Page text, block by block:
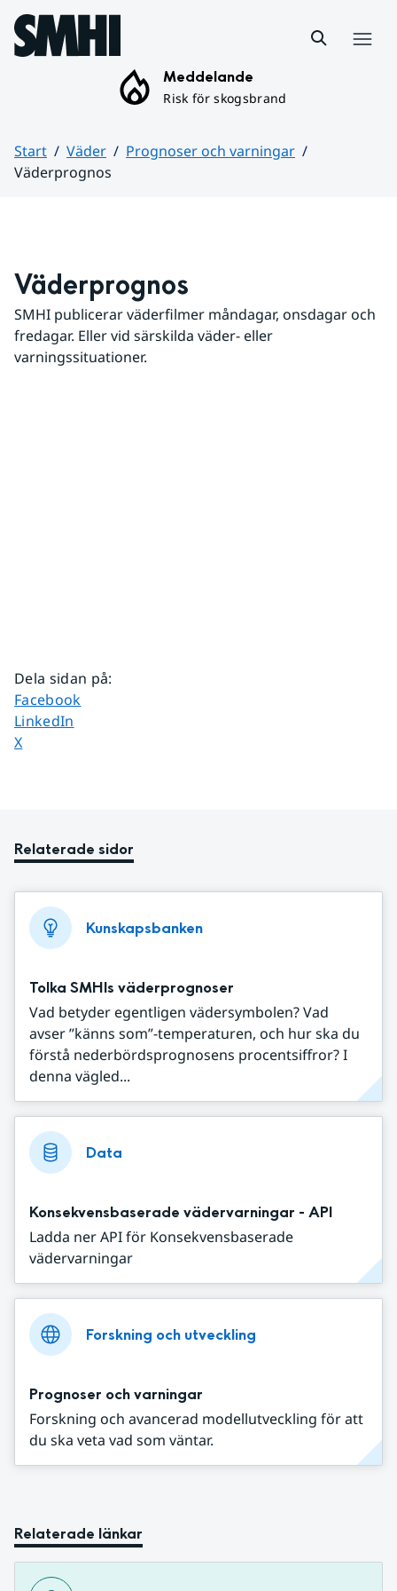
Hoppa till sidans innehåll
Meddelande
Risk för skogsbrand
Start Väder
Prognoser och varningar
Väderprognos
Väderprognos
SMHI publicerar väderfilmer måndagar, onsdagar och
fredagar. Eller vid särskilda väder- eller
varningssituationer.
Dela sidan på:
Dela sidan på
Facebook
Dela sidan på
LinkedIn
Dela sidan på
X
Relaterade sidor
Kunskapsbanken
Tolka SMHIs väderprognoser
Vad betyder egentligen vädersymbolen? Vad
avser ”känns som”-temperaturen, och hur ska du
förstå nederbördsprognosens procentsiffror? I
denna vägled...
Data
Konsekvensbaserade vädervarningar - API
Ladda ner API för Konsekvensbaserade
vädervarningar
Forskning och utveckling
Prognoser och varningar
Forskning och avancerad modellutveckling för att
du ska veta vad som väntar.
Relaterade länkar